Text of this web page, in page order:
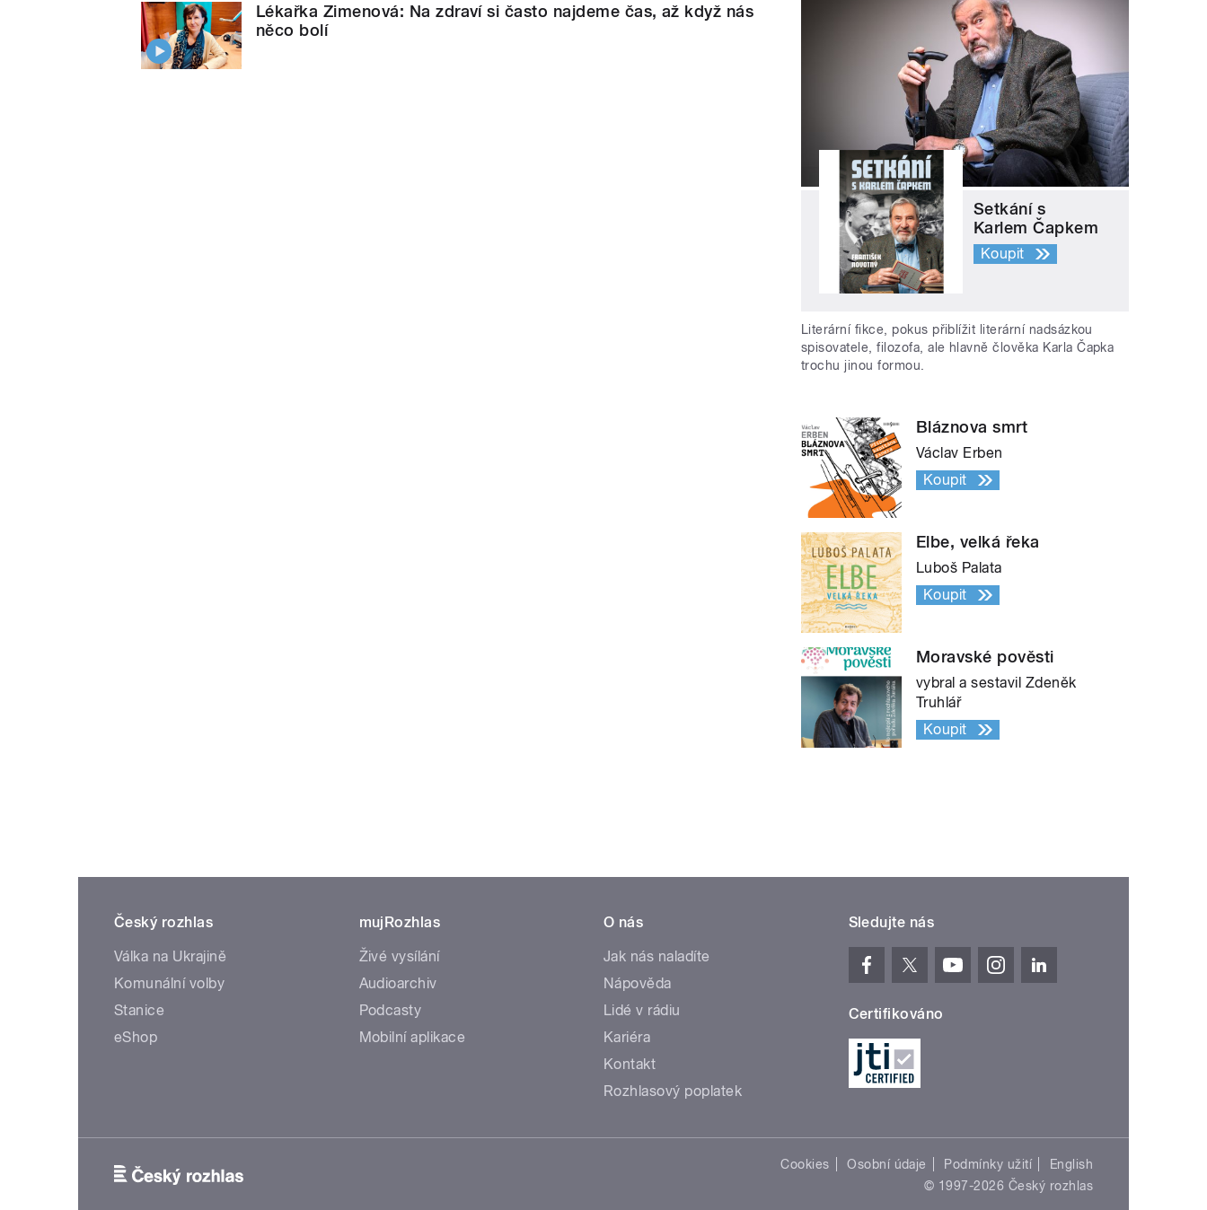
Lékařka Zimenová: Na zdraví si často najdeme čas, až když nás
něco bolí
Setkání s
Karlem Čapkem
Koupit
Literární fikce, pokus přiblížit literární nadsázkou
spisovatele, filozofa, ale hlavně člověka Karla Čapka
trochu jinou formou.
Bláznova smrt
Václav Erben
Koupit
Elbe, velká řeka
Luboš Palata
Koupit
Moravské pověsti
vybral a sestavil Zdeněk
Truhlář
Koupit
Český rozhlas
Válka na Ukrajině
Komunální volby
Stanice
eShop
mujRozhlas
Živé vysílání
Audioarchiv
Podcasty
Mobilní aplikace
O nás
Jak nás naladíte
Nápověda
Lidé v rádiu
Kariéra
Kontakt
Rozhlasový poplatek
Sledujte nás
Certifikováno
Cookies Osobní údaje Podmínky užití
English
© 1997-2026 Český rozhlas